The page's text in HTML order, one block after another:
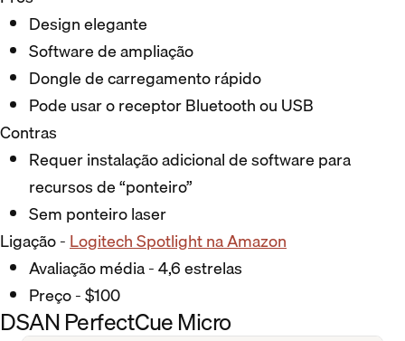
Design elegante
Software de ampliação
Dongle de carregamento rápido
Pode usar o receptor Bluetooth ou USB
Contras
Requer instalação adicional de software para
recursos de “ponteiro”
Sem ponteiro laser
Ligação - Logitech Spotlight na Amazon
Avaliação média - 4,6 estrelas
Preço - $100
DSAN PerfectCue Micro